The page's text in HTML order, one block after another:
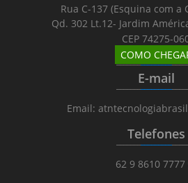
Rua C-137 (Esquina com a
Qd. 302 Lt.12- Jardim
CEP 74275-
COMO
________________
E-mail
________________
Email:
Telefones
________________
62 9 8610 7777